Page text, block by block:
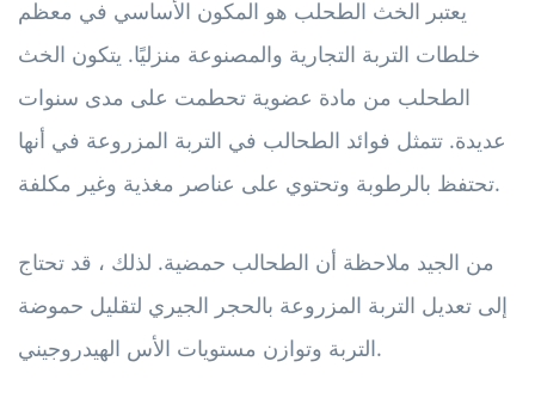
يعتبر الخث الطحلب هو المكون الأساسي في معظم
خلطات التربة التجارية والمصنوعة منزليًا. يتكون الخث
الطحلب من مادة عضوية تحطمت على مدى سنوات
عديدة. تتمثل فوائد الطحالب في التربة المزروعة في أنها
تحتفظ بالرطوبة وتحتوي على عناصر مغذية وغير مكلفة.
من الجيد ملاحظة أن الطحالب حمضية. لذلك ، قد تحتاج
إلى تعديل التربة المزروعة بالحجر الجيري لتقليل حموضة
التربة وتوازن مستويات الأس الهيدروجيني.